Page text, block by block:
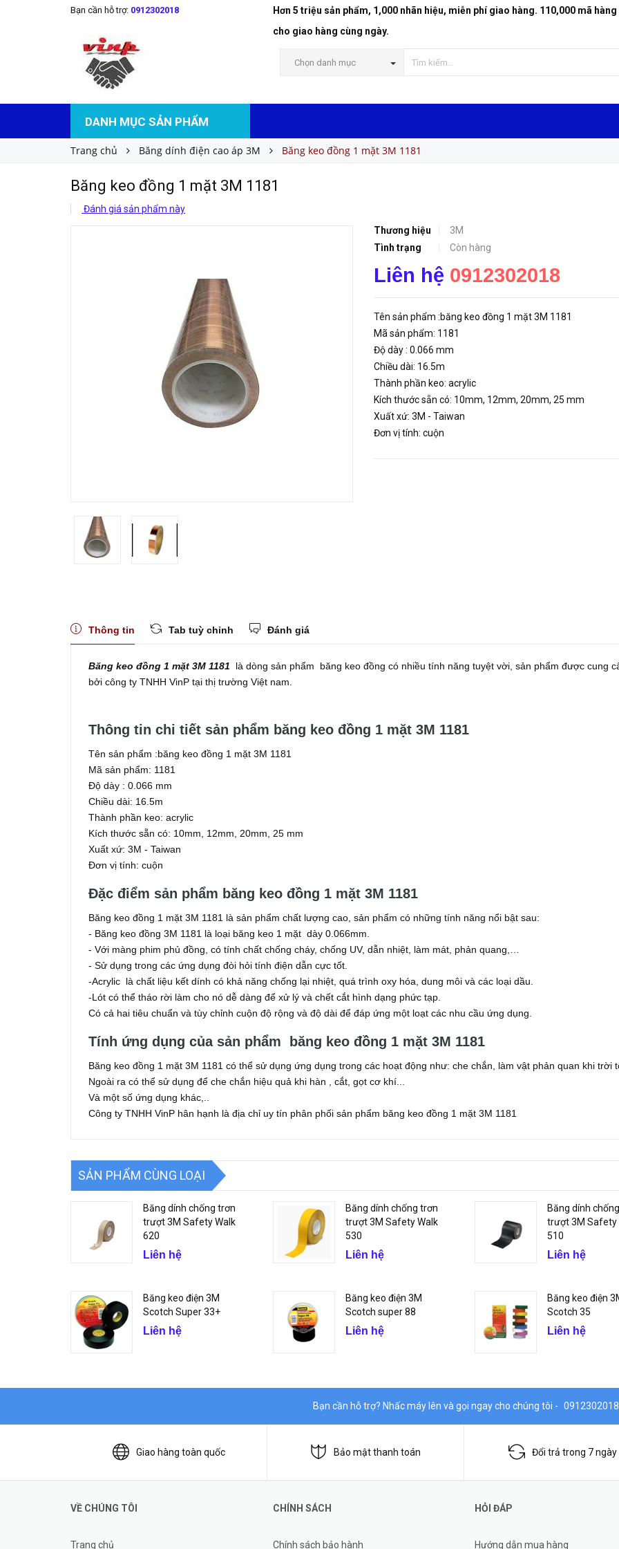
Bạn cần hỗ trợ: 0912302018
Hơn 5 triệu sản phẩm, 1,000 nhãn hiệu, miễn phí giao hàng. 110,000 mã
cho giao hàng cùng ngày.
Chọn danh mục
DANH MỤC SẢN PHẨM
Trang chủ Băng dính điện cao áp 3M Băng keo đồng 1 mặt 3M 1181
Băng keo đồng 1 mặt 3M 1181
Đánh giá sản phẩm này
Thương hiệu
3M
Tình trạng
Còn hàng
Liên hệ 0912302018
Tên sản phẩm :băng keo đồng 1 mặt 3M 1181
Mã sản phẩm: 1181
Độ dày : 0.066 mm
Chiều dài: 16.5m
Thành phần keo: acrylic
Kích thước sẵn có: 10mm, 12mm, 20mm, 25 mm
Xuất xứ: 3M - Taiwan
Đơn vị tính: cuộn
Băng keo đồng 1 mặt 3M 1181
Thông tin Tab tuỳ chỉnh Đánh giá
Băng keo đồng 1 mặt 3M 1181 là dòng sản phẩm băng keo đồng có nhiều tính năng tuyệt vời, sản phẩm được cung
bởi công ty TNHH VinP tại thị trường Việt nam.
Thông tin chi tiết sản phẩm băng keo đồng 1 mặt 3M 1181
Tên sản phẩm :băng keo đồng 1 mặt 3M 1181
Mã sản phẩm: 1181
Độ dày : 0.066 mm
Chiều dài: 16.5m
Thành phần keo: acrylic
Kích thước sẵn có: 10mm, 12mm, 20mm, 25 mm
Xuất xứ: 3M - Taiwan
Đơn vị tính: cuộn
Đặc điểm sản phẩm băng keo đồng 1 mặt 3M 1181
Băng keo đồng 1 mặt 3M 1181 là sản phẩm chất lượng cao, sản phẩm có những tính năng nổi bật sau:
- Băng keo đồng 3M 1181 là loại băng keo 1 mặt dày 0.066mm.
- Với màng phim phủ đồng, có tính chất chống cháy, chống UV, dẫn nhiệt, làm mát, phản quang,…
- Sử dụng trong các ứng dụng đòi hỏi tính điện dẫn cực tốt.
-Acrylic là chất liệu kết dính có khả năng chống lại nhiệt, quá trình oxy hóa, dung môi và các loại dầu.
-Lót có thể tháo rời làm cho nó dễ dàng để xử lý và chết cắt hình dạng phức tạp.
Có cả hai tiêu chuẩn và tùy chỉnh cuộn độ rộng và độ dài để đáp ứng một loạt các nhu cầu ứng dụng.
Tính ứng dụng của sản phẩm băng keo đồng 1 mặt 3M 1181
Băng keo đồng 1 mặt 3M 1181 có thể sử dụng ứng dụng trong các hoạt động như: che chắn, làm vật phản quan khi trời
Ngoài ra có thể sử dụng để che chắn hiệu quả khi hàn , cắt, gọt cơ khí...
Và một số ứng dụng khác,..
Công ty TNHH VinP hân hạnh là địa chỉ uy tín phân phối sản phẩm băng keo đồng 1 mặt 3M 1181
SẢN PHẨM CÙNG LOẠI
Băng dính chống trơn
trượt 3M Safety Walk
620
Liên hệ
Băng dính chống trơn
trượt 3M Safety Walk
530
Liên hệ
Băng dính
trượt 3M Safety
510
Liên hệ
Băng keo điện 3M
Scotch Super 33+
Liên hệ
Băng keo điện 3M
Scotch super 88
Liên hệ
Băng keo điện
Scotch 35
Liên hệ
Bạn cần hỗ trợ? Nhấc máy lên và gọi ngay cho chúng tôi - 0912302018
Giao hàng toàn quốc Bảo mật thanh toán Đổi trả trong 7 ngày
VỀ CHÚNG TÔI
Trang chủ
CHÍNH SÁCH
Chính sách bảo hành
HỎI ĐÁP
Hướng dẫn mua hàng